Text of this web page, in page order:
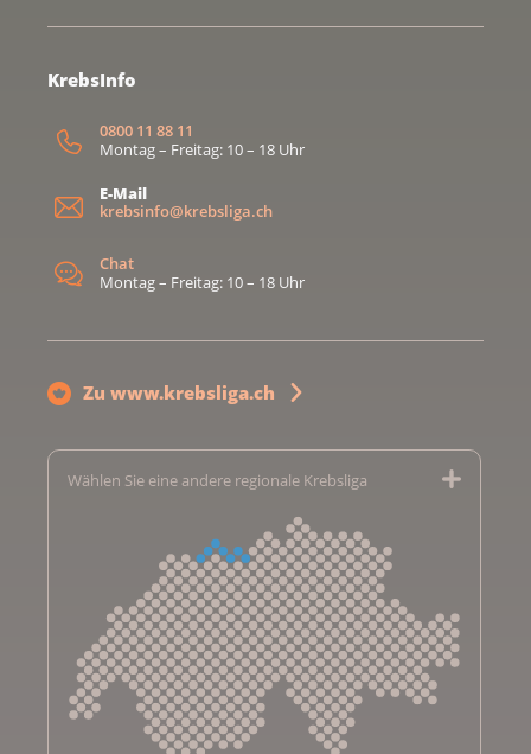
KrebsInfo
0800 11 88 11
Montag – Freitag: 10 – 18 Uhr
E-Mail
krebsinfo@krebsliga.ch
Chat
Montag – Freitag: 10 – 18 Uhr
Zu www.krebsliga.ch
Wählen Sie eine andere regionale Krebsliga